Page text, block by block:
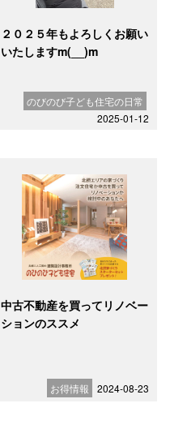
２０２５年もよろしくお願い
いたしますm(__)m
のびのび子ども住宅の日常
2025-01-12
中古不動産を買ってリノベー
ションのススメ
お得情報 2024-08-23